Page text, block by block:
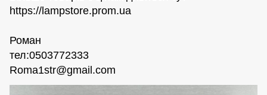
https://lampstore.prom.ua
Роман
тел:0503772333
Roma1str@gmail.com